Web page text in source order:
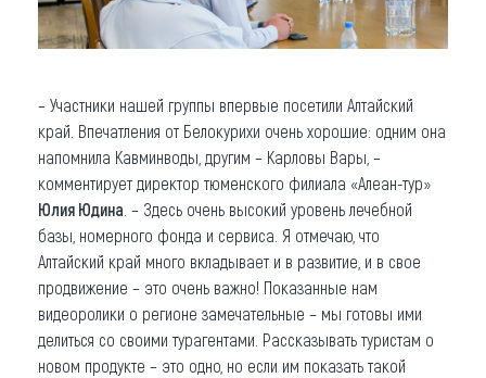
– Участники нашей группы впервые посетили Алтайский
край. Впечатления от Белокурихи очень хорошие: одним она
напомнила Кавминводы, другим – Карловы Вары, –
комментирует директор тюменского филиала «Алеан-тур»
Юлия Юдина . – Здесь очень высокий уровень лечебной
базы, номерного фонда и сервиса. Я отмечаю, что
Алтайский край много вкладывает и в развитие, и в свое
продвижение – это очень важно! Показанные нам
видеоролики о регионе замечательные – мы готовы ими
делиться со своими турагентами. Рассказывать туристам о
новом продукте – это одно, но если им показать такой